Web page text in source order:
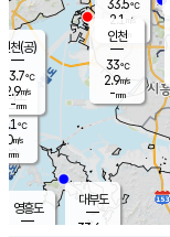
의도
℃
m/s
mm
영흥도
대부도
33.6
33.5℃
2.1 m/s
-mm
인천(공)
33.7℃
2.9m/s
-mm
인천
33℃
2.9m/s
-mm